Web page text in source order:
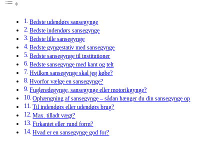
Bedste udendørs sansegynge
Bedste indendørs sansegynge
Bedste lille sansegynge
Bedste gyngestativ med sansegynge
Bedste sansegynge til institutioner
Bedste sansegynge med kant og telt
Hvilken sansegynge skal jeg købe?
Hvorfor vælge en sansegynge?
Fugleredegynge, sansegynge eller motorikgynge?
Ophængning af sansegynge – sådan hænger du din sansegynge op
Til indendørs eller udendørs brug?
Max. tilladt vægt?
Firkantet eller rund form?
Hvad er en sansegynge god for?